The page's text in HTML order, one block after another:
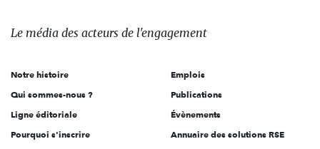
des
l'engagement
Le média des acteurs de l'engagement
Notre histoire
Qui sommes-nous ?
Ligne éditoriale
Pourquoi s'inscrire
Emplois
Publications
Évènements
Annuaire des solutions RSE